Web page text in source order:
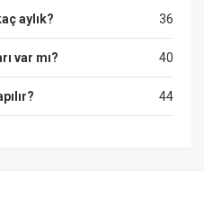
36
aylık?
40
var mı?
44